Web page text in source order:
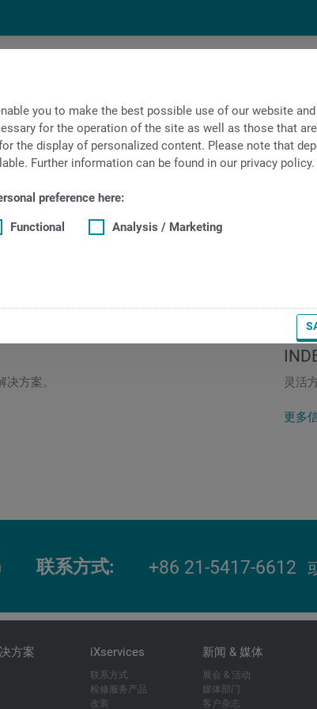
you to make the best possible use of our website
for the operation of the site as well as those that
the display of personalized content. Please note that
Further information can be found in our privacy policy.
preference here:
Functional Analysis / Marketing
方案。 灵活
更多
联系方式 +86 21-5417-6612
方案 iXservices
联系方式
检修服务产品
改装
新闻 & 媒体
展会 & 活动
媒体部门
客户杂志